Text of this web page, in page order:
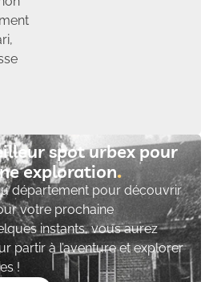
spot urbex pour
exploration​
département pour découvrir
votre prochaine
instants, vous aurez
partir à l’aventure et explorer
!